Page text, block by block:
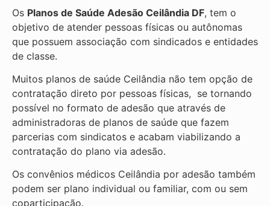
Os Planos de Saúde Adesão Ceilândia DF, tem o
objetivo de atender pessoas físicas ou autônomas
que possuem associação com sindicados e entidades
de classe.
Muitos planos de saúde Ceilândia não tem opção de
contratação direto por pessoas físicas, se tornando
possível no formato de adesão que através de
administradoras de planos de saúde que fazem
parcerias com sindicatos e acabam viabilizando a
contratação do plano via adesão.
Os convênios médicos Ceilândia por adesão também
podem ser plano individual ou familiar, com ou sem
coparticipação.